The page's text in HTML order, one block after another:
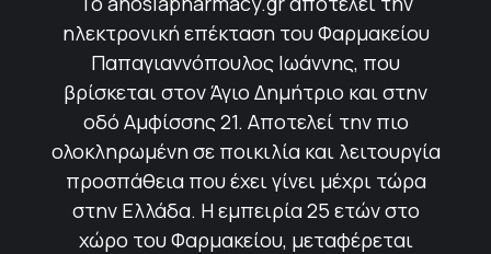
ηλεκτρονική επέκταση του Φαρμακείου
Παπαγιαννόπουλος Ιωάννης, που
βρίσκεται στον Άγιο Δημήτριο και στην
οδό Αμφίσσης 21. Αποτελεί την πιο
ολοκληρωμένη σε ποικιλία και λειτουργία
προσπάθεια που έχει γίνει μέχρι τώρα
στην Ελλάδα. Η εμπειρία 25 ετών στο
χώρο του Φαρμακείου, μεταφέρεται